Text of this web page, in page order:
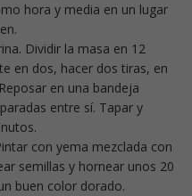
hora y media en un lugar
Dividir la masa en 12
en dos, hacer dos tiras, en
en una bandeja
entre sí. Tapar y
con yema mezclada con
semillas y hornear unos 20
buen color dorado.